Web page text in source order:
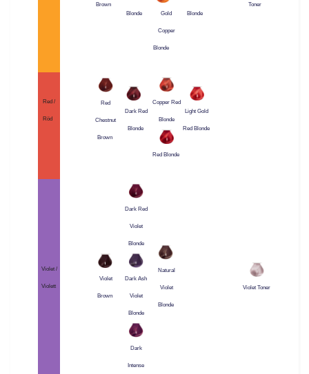
Brown
Blonde
Gold
Copper
Blonde
Blonde
Toner
Red /
Röd
Red
Chestnut
Brown
Dark Red
Blonde
Copper Red
Blonde
Red Blonde
Light Gold
Red Blonde
Violet /
Violett
Violet
Brown
Dark Red
Violet
Blonde
Dark Ash
Violet
Blonde
Dark
Intense
Natural
Violet
Blonde
Violet Toner